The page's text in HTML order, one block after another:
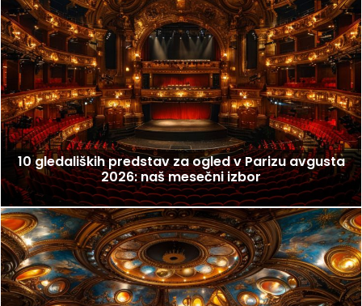
10 gledaliških predstav za ogled v Parizu avgusta
2026: naš mesečni izbor